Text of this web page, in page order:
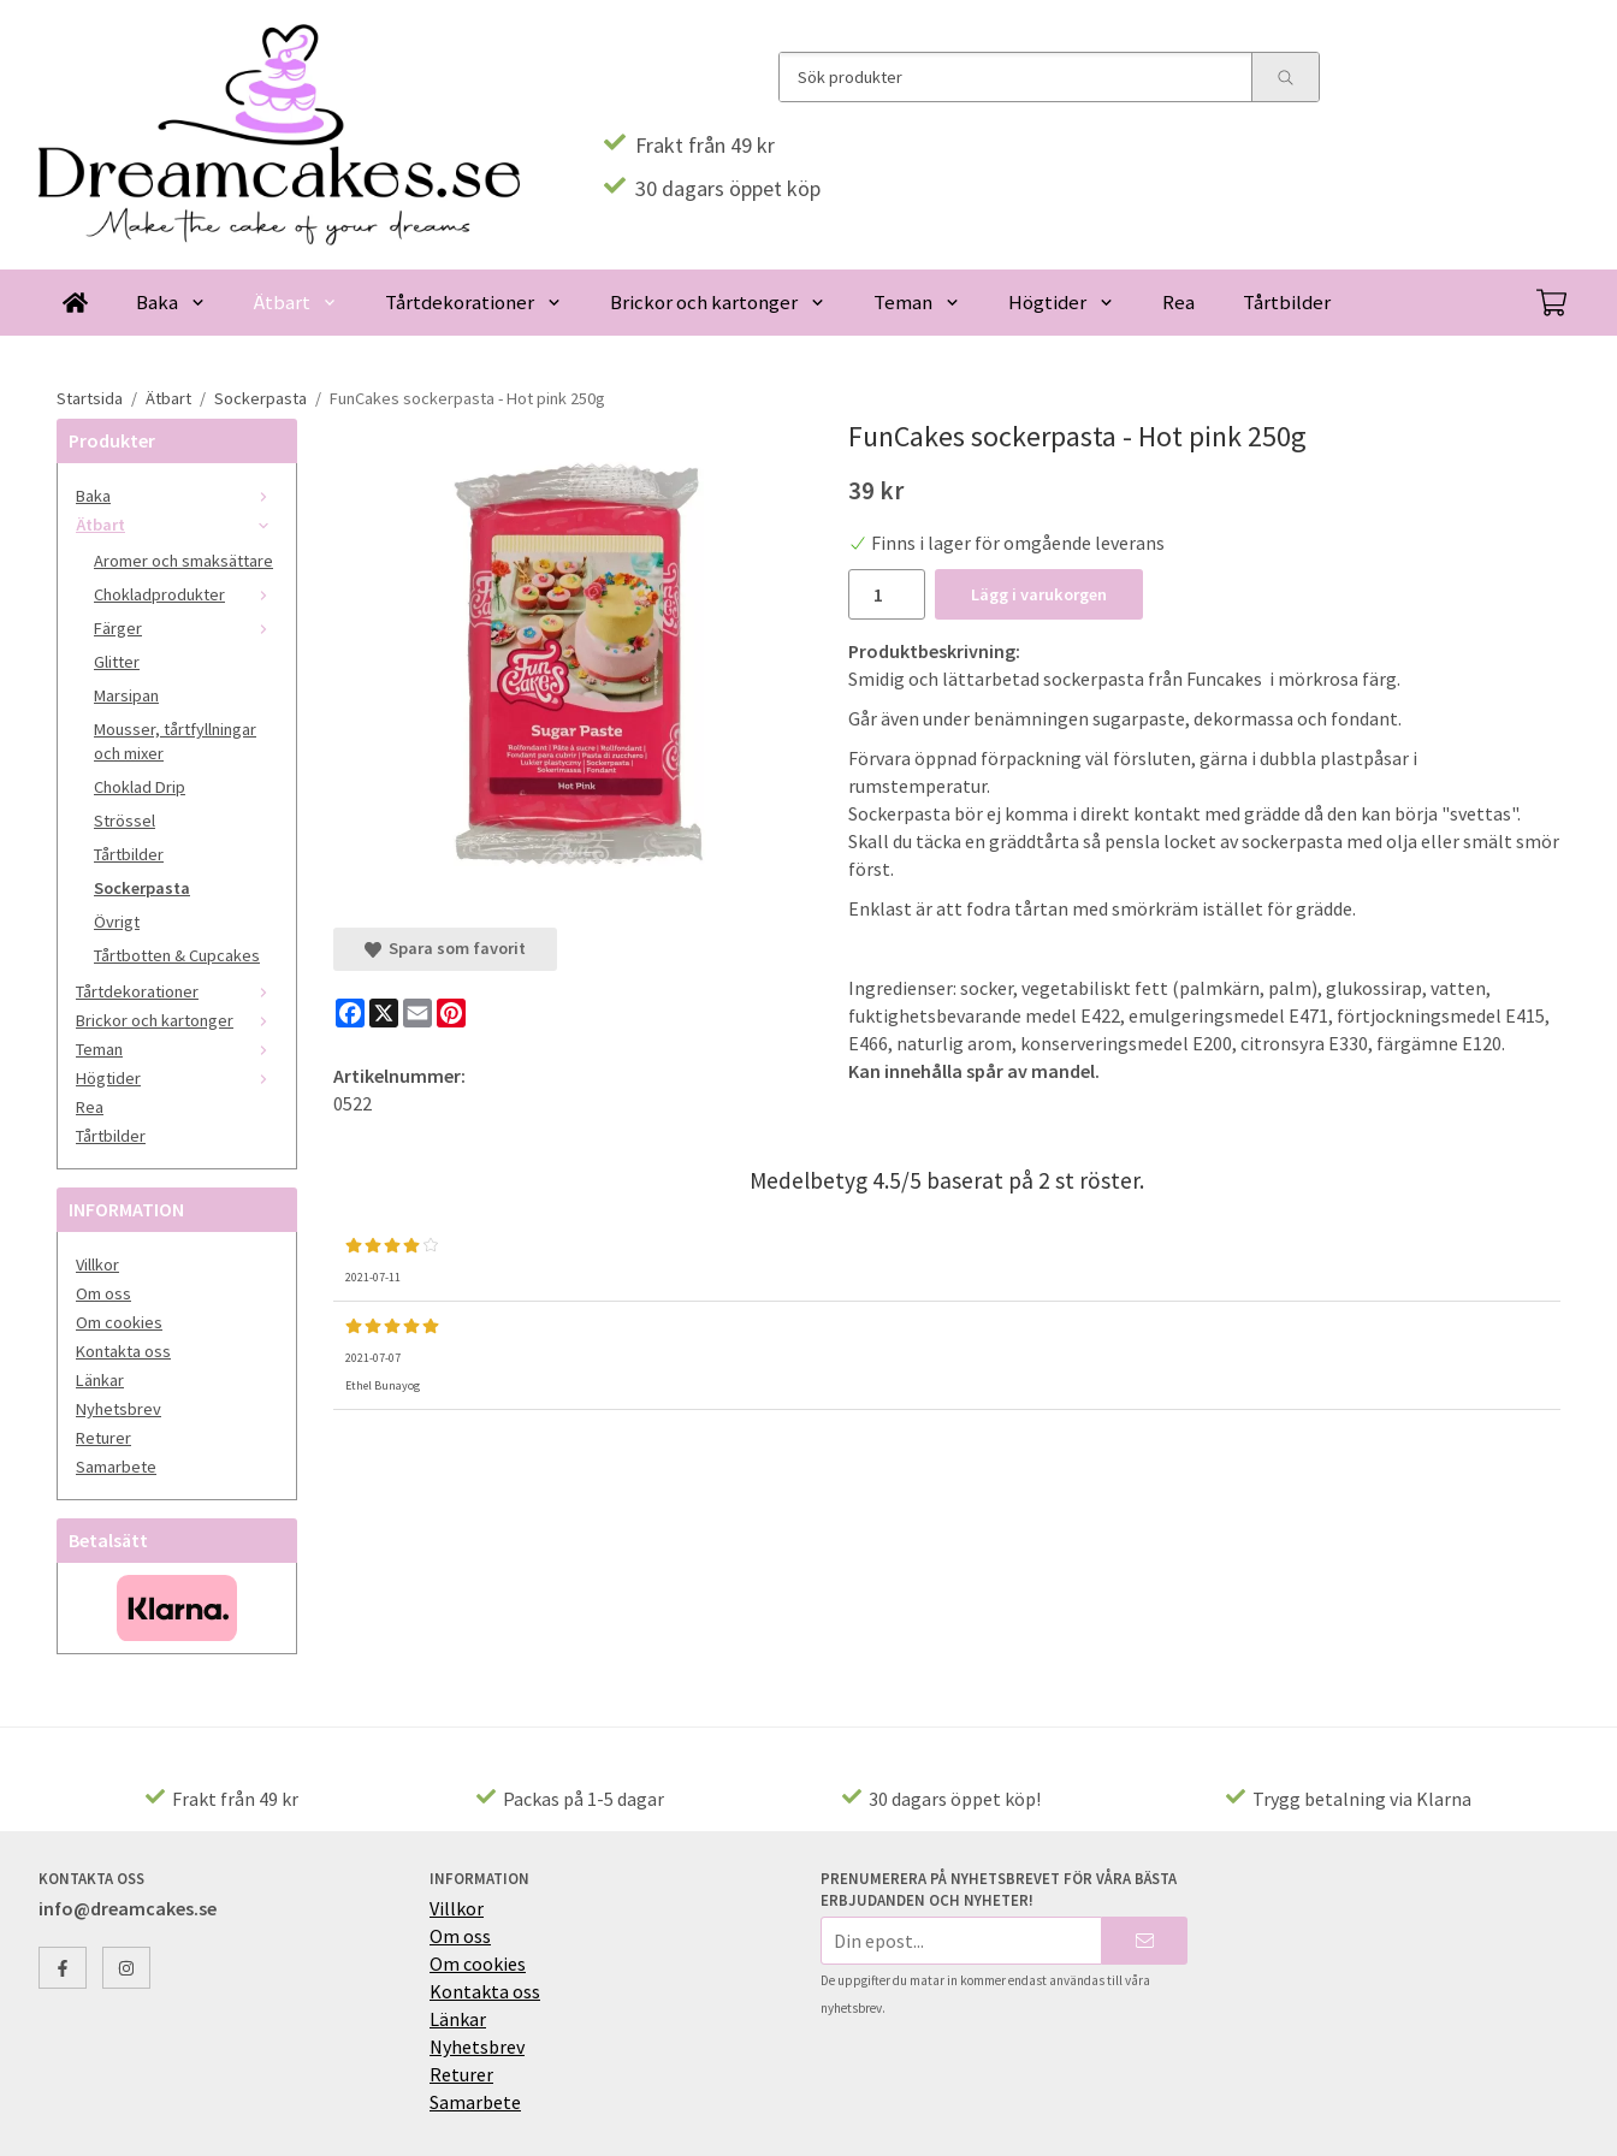
Frakt från 49 kr
30 dagars öppet köp
Baka Ätbart Tårtdekorationer Brickor och kartonger Teman Högtider Rea Tårtbilder
Startsida / Ätbart / Sockerpasta / FunCakes sockerpasta - Hot pink 250g
Produkter
Baka
Ätbart
Aromer och smaksättare
Chokladprodukter
Färger
Glitter
Marsipan
Mousser, tårtfyllningar
och mixer
Choklad Drip
Strössel
Tårtbilder
Sockerpasta
Övrigt
Tårtbotten & Cupcakes
Tårtdekorationer
Brickor och kartonger
Teman
Högtider
Rea
Tårtbilder
INFORMATION
Villkor
Om oss
Om cookies
Kontakta oss
Länkar
Nyhetsbrev
Returer
Samarbete
Betalsätt
FunCakes sockerpasta - Hot pink 250g
39 kr
Finns i lager för omgående leverans
Lägg i varukorgen
Produktbeskrivning:
Smidig och lättarbetad sockerpasta från Funcakes i mörkrosa färg.
Går även under benämningen sugarpaste, dekormassa och fondant.
Förvara öppnad förpackning väl försluten, gärna i dubbla plastpåsar i
rumstemperatur.
Sockerpasta bör ej komma i direkt kontakt med grädde då den kan börja "svettas".
Skall du täcka en gräddtårta så pensla locket av sockerpasta med olja eller smält smör
först.
Enklast är att fodra tårtan med smörkräm istället för grädde.
Ingredienser: socker, vegetabiliskt fett (palmkärn, palm), glukossirap, vatten,
fuktighetsbevarande medel E422, emulgeringsmedel E471, förtjockningsmedel E415,
E466, naturlig arom, konserveringsmedel E200, citronsyra E330, färgämne E120.
Kan innehålla spår av mandel.
Spara som favorit
Facebook
X Email
Artikelnummer:
0522
Medelbetyg 4.5/5 baserat på 2 st röster.
2021-07-11
2021-07-07
Ethel Bunayog
Frakt från 49 kr Packas på 1-5 dagar 30 dagars öppet köp! Trygg betalning via Klarna
KONTAKTA OSS
info@dreamcakes.se
INFORMATION
Villkor
Om oss
Om cookies
Kontakta oss
Länkar
Nyhetsbrev
Returer
Samarbete
PRENUMERERA PÅ NYHETSBREVET FÖR VÅRA BÄSTA
ERBJUDANDEN OCH NYHETER!
E-
postadress
De uppgifter du matar in kommer endast användas till våra
nyhetsbrev.